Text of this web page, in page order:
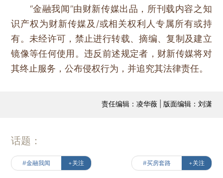
“金融我闻”由财新传媒出品，所刊载内容之知
识产权为财新传媒及/或相关权利人专属所有或持
有。未经许可，禁止进行转载、摘编、复制及建立
镜像等任何使用。违反前述规定者，财新传媒将对
其终止服务，公布侵权行为，并追究其法律责任。
责任编辑：凌华薇 | 版面编辑：刘潇
话题：
#金融我闻 +关注 #买房套路 +关注